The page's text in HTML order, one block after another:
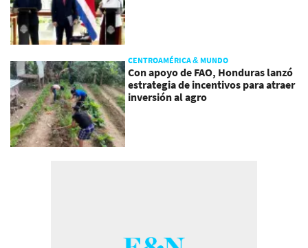
CENTROAMÉRICA & MUNDO
Con apoyo de FAO, Honduras lanzó
estrategia de incentivos para atraer
inversión al agro